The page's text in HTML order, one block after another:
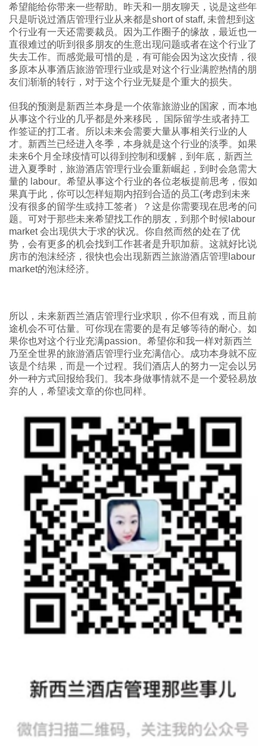
希望能给你带来一些帮助。昨天和一朋友聊天，说是这些年
只是听说过酒店管理行业从来都是short of staff, 未曾想到这
个行业有一天还需要裁员。因为工作圈子的缘故，最近也一
直很难过的听到很多朋友的生意出现问题或者在这个行业了
失去工作。而感觉最可惜的是，有可能会因为这次疫情，很
多原本从事酒店旅游管理行业或是对这个行业满腔热情的朋
友们渐渐的转行，对于这个行业无疑是个重大的损失。
但我的预测是新西兰本身是一个依靠旅游业的国家，而本地
从事这个行业的几乎都是外来移民， 国际留学生或者持工
作签证的打工者。所以未来会需要大量从事相关行业的人
才。新西兰已经进入冬季，本身就是这个行业的淡季。如果
未来6个月全球疫情可以得到控制和缓解，到年底，新西兰
进入夏季时，旅游酒店管理行业会重新崛起，到时会急需大
量的 labour。希望从事这个行业的各位老板提前思考，假如
果真于此，你可以怎样短期内招到合适的员工(考虑到未来
没有很多的留学生或持工签者）？这是你需要现在思考的问
题。可对于那些未来希望找工作的朋友，到那个时候labour
market 会出现供大于求的状况。你自然而然的处在了优
势，会有更多的机会找到工作甚者是升职加薪。这就好比说
房市的泡沫经济，很快也会出现新西兰旅游酒店管理labour
market的泡沫经济。
所以，未来新西兰酒店管理行业求职，你不但有戏，而且前
途机会不可估量。可你现在需要的是有足够等待的耐心。如
果你也对这个行业充满passion。希望你和我一样对新西兰
乃至全世界的旅游酒店管理行业充满信心。成功本身就不应
该是个结果，而是一个过程。我们酒店人的努力一定会以另
外一种方式回报给我们。我本身做事情就不是一个爱轻易放
弃的人，希望读文章的你也同样。